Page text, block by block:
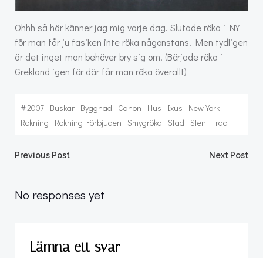
Ohhh så här känner jag mig varje dag. Slutade röka i NY
för man får ju fasiken inte röka någonstans. Men tydligen
är det inget man behöver bry sig om. (Började röka i
Grekland igen för där får man röka överallt)
#2007 Buskar Byggnad Canon Hus Ixus
New York
Rökning
Rökning Förbjuden Smygröka Stad Sten Träd
Post
navigation
Previous Post Next Post
No responses yet
Lämna ett svar